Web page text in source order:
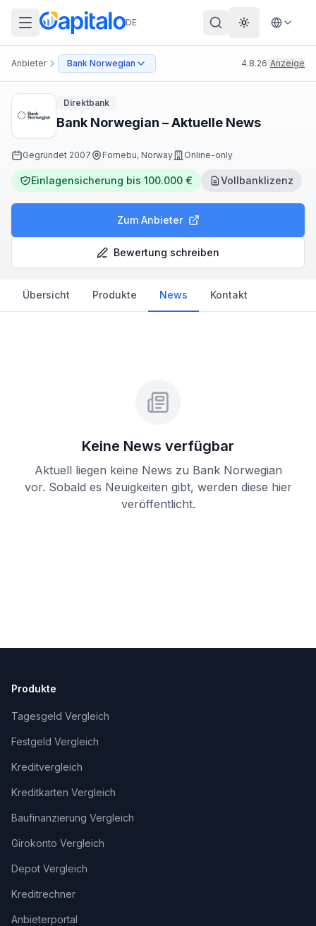
DE Theme
Anbieter Bank Norwegian 4.8.26 Anzeige
Direktbank
Bank Norwegian – Aktuelle News
Gegründet 2007 Fornebu, Norway Online-only
Einlagensicherung bis 100.000 € Vollbanklizenz
Zum Anbieter
Bewertung schreiben
Übersicht Produkte News Kontakt
Keine News verfügbar
Aktuell liegen keine News zu Bank Norwegian
vor. Sobald es Neuigkeiten gibt, werden diese hier
veröffentlicht.
Produkte
Tagesgeld Vergleich
Festgeld Vergleich
Kreditvergleich
Kreditkarten Vergleich
Baufinanzierung Vergleich
Girokonto Vergleich
Depot Vergleich
Kreditrechner
Anbieterportal